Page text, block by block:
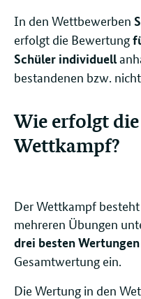
In den Wettbewerben
erfolgt die Bewertung
Schüler individuell
bestandenen bzw.
Wie erfolgt
Wettkampf?
Der Wettkampf
mehreren Übungen
drei besten Wertungen
Gesamtwertung ein.
Die Wertung in den